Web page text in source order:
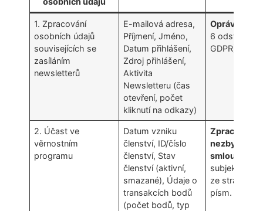
1. Zpracování
osobních údajů
souvisejících se
zasíláním
newsletterů
E-mailová adresa,
Příjmení, Jméno,
Datum přihlášení,
Zdroj přihlášení,
Aktivita
Newsletteru (čas
otevření, počet
kliknutí na odkazy)
Oprávněný
6 odst. 1
GDPR)
2. Účast ve
věrnostním
programu
Datum vzniku
členství, ID/číslo
členství, Stav
členství (aktivní,
smazané), Údaje o
transakcích bodů
(počet bodů, typ
Zpracování
nezbytné
smlouvy
subjekt
ze stran (čl.
písm. b)